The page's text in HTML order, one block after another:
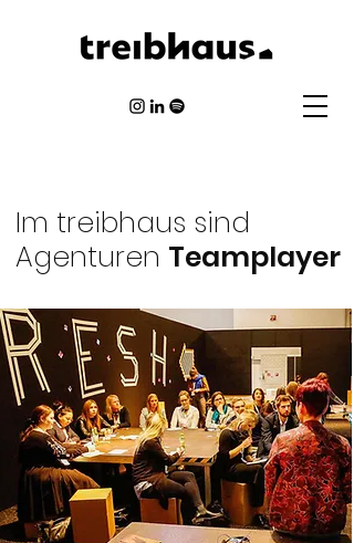
Im treibhaus sind
Agenturen Teamplayer